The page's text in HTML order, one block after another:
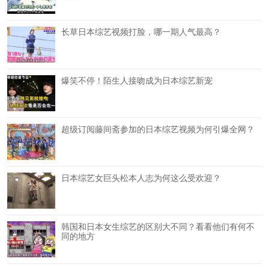
长草日本综艺视频打脸，哪一期人气最高？
爆笑不停！陌生人接吻成为日本综艺新宠
超级订阅藤间斋参加的日本综艺视频为何引爆全网？
日本综艺女巨头松本人志为何这么受欢迎？
韩国和日本女生综艺的区别大不同？看看他们有何不
同的地方